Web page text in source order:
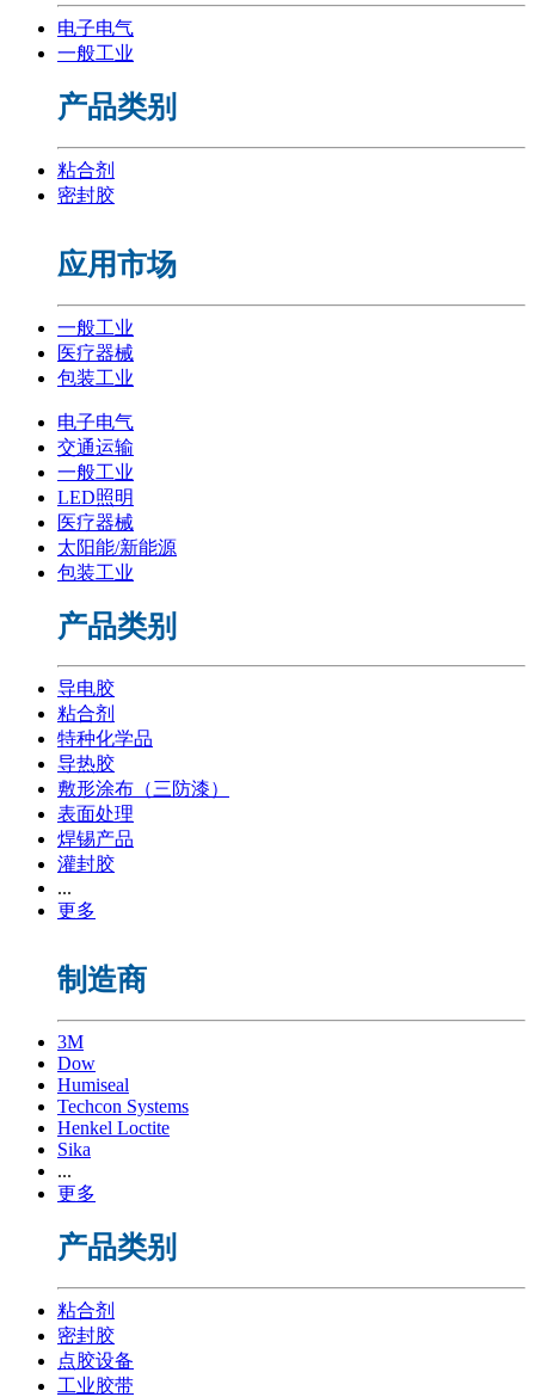
电子电气
一般工业
产品类别
粘合剂
密封胶
应用市场
一般工业
医疗器械
包装工业
电子电气
交通运输
一般工业
LED照明
医疗器械
太阳能/新能源
包装工业
产品类别
导电胶
粘合剂
特种化学品
导热胶
敷形涂布（三防漆）
表面处理
焊锡产品
灌封胶
...
更多
制造商
3M
Dow
Humiseal
Techcon Systems
Henkel Loctite
Sika
...
更多
产品类别
粘合剂
密封胶
点胶设备
工业胶带